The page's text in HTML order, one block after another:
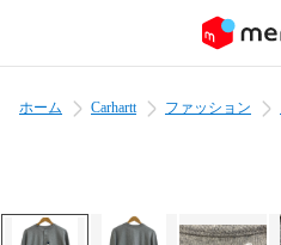
ホーム Carhartt ファッション